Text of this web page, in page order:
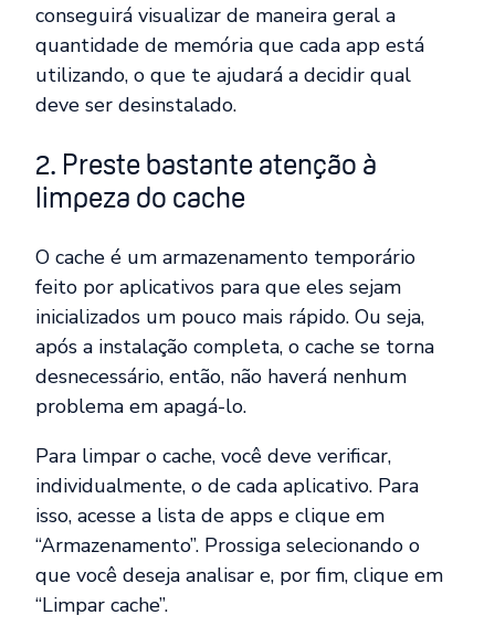
conseguirá visualizar de maneira geral a
quantidade de memória que cada app está
utilizando, o que te ajudará a decidir qual
deve ser desinstalado.
2. Preste bastante atenção à
limpeza do cache
O cache é um armazenamento temporário
feito por aplicativos para que eles sejam
inicializados um pouco mais rápido. Ou seja,
após a instalação completa, o cache se torna
desnecessário, então, não haverá nenhum
problema em apagá-lo.
Para limpar o cache, você deve verificar,
individualmente, o de cada aplicativo. Para
isso, acesse a lista de apps e clique em
“Armazenamento”. Prossiga selecionando o
que você deseja analisar e, por fim, clique em
“Limpar cache”.